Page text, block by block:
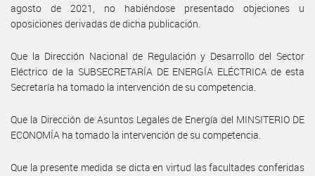
agosto de 2021, no habiéndose presentado objeciones u
oposiciones derivadas de dicha publicación.
Que la Dirección Nacional de Regulación y Desarrollo del Sector
Eléctrico de la SUBSECRETARÍA DE ENERGÍA ELÉCTRICA de esta
Secretaría ha tomado la intervención de su competencia.
Que la Dirección de Asuntos Legales de Energía del MINSITERIO DE
ECONOMÍA ha tomado la intervención de su competencia.
Que la presente medida se dicta en virtud las facultades conferidas